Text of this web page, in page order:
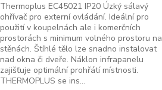
Thermoplus EC45021 IP20 Úzký sálavý
ohřívač pro externí ovládání. Ideální pro
použití v koupelnách ale i komerčních
prostorách s minimum volného prostoru na
stěnách. Štíhlé tělo lze snadno instalovat
nad okna či dveře. Náklon infrapanelu
zajišťuje optimální prohřátí místnosti.
THERMOPLUS se ins...